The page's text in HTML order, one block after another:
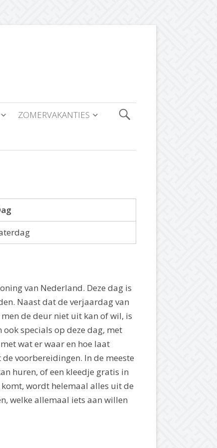
ZOMERVAKANTIES
van Nederland. Deze dag is
Naast dat de verjaardag van
de deur niet uit kan of wil, is
specials op deze dag, met
wat er waar en hoe laat
voorbereidingen. In de meeste
huren, of een kleedje gratis in
wordt helemaal alles uit de
welke allemaal iets aan willen